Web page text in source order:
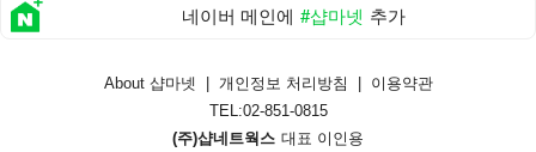
네이버 메인에 #샵마넷 추가
About 샵마넷 개인정보 처리방침
이용약관
TEL:02-851-0815
(주)샵네트웍스 대표 이인용